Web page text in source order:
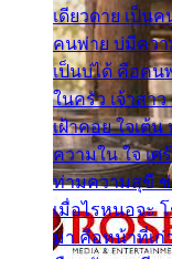
เดียวดาย เป็น
คนพ่าย บ่มีควา
เป็นบ่ได้ คือคน
ในครัว เจ้าสาว
เฝ้าคอย ใจเต้
ความใน ใจ เ
ท่ามความสุขี ช่
เมื่อไรหนอจะ
มา คือหน้าที่เก่